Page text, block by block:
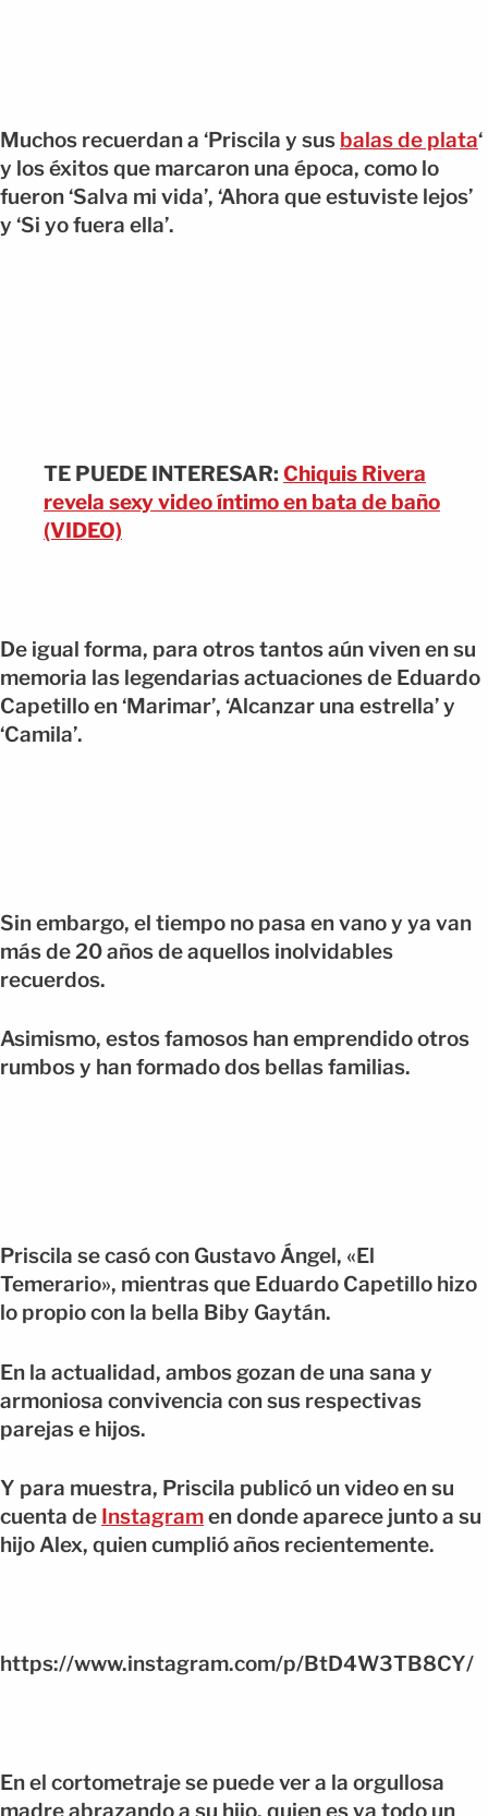
Muchos recuerdan a ‘Priscila y sus balas de plata‘
y los éxitos que marcaron una época, como lo
fueron ‘Salva mi vida’, ‘Ahora que estuviste lejos’
y ‘Si yo fuera ella’.
TE PUEDE INTERESAR: Chiquis Rivera
revela sexy video íntimo en bata de baño
(VIDEO)
De igual forma, para otros tantos aún viven en su
memoria las legendarias actuaciones de Eduardo
Capetillo en ‘Marimar’, ‘Alcanzar una estrella’ y
‘Camila’.
Sin embargo, el tiempo no pasa en vano y ya van
más de 20 años de aquellos inolvidables
recuerdos.
Asimismo, estos famosos han emprendido otros
rumbos y han formado dos bellas familias.
Priscila se casó con Gustavo Ángel, «El
Temerario», mientras que Eduardo Capetillo hizo
lo propio con la bella Biby Gaytán.
En la actualidad, ambos gozan de una sana y
armoniosa convivencia con sus respectivas
parejas e hijos.
Y para muestra, Priscila publicó un video en su
cuenta de Instagramen donde aparece junto a su
hijo Alex, quien cumplió años recientemente.
https://www.instagram.com/p/BtD4W3TB8CY/
En el cortometraje se puede ver a la orgullosa